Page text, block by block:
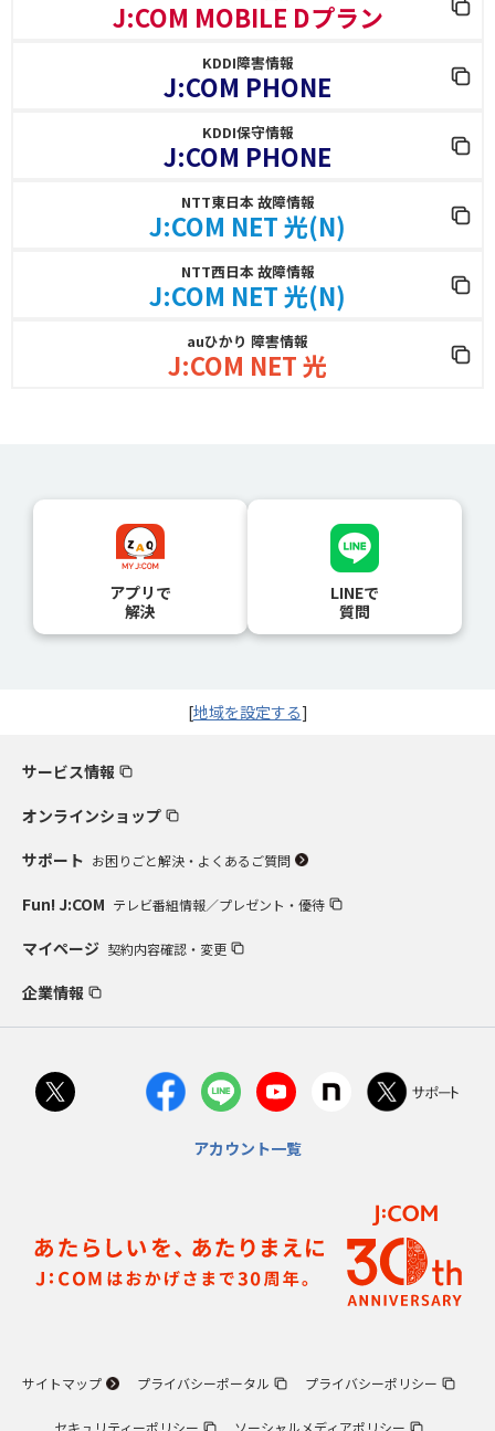
J:COM MOBILE Dプラン
KDDI障害情報
J:COM PHONE
KDDI保守情報
J:COM PHONE
NTT東日本 故障情報
J:COM NET 光(N)
NTT西日本 故障情報
J:COM NET 光(N)
auひかり 障害情報
J:COM NET 光
アプリで
解決
LINEで
質問
[地域を設定する]
サービス情報
オンラインショップ
サポート お困りごと解決・よくあるご質問
Fun! J:COM テレビ番組情報／プレゼント・優待
マイページ 契約内容確認・変更
企業情報
アカウント一覧
サイトマップ プライバシーポータル プライバシーポリシー
セキュリティーポリシー ソーシャルメディアポリシー